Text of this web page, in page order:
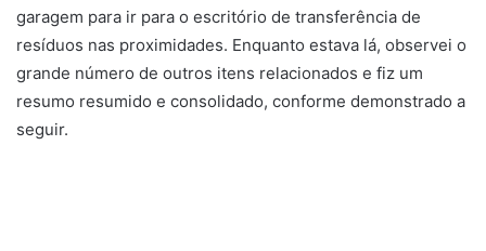
garagem para ir para o escritório de transferência de
resíduos nas proximidades. Enquanto estava lá, observei o
grande número de outros itens relacionados e fiz um
resumo resumido e consolidado, conforme demonstrado a
seguir.